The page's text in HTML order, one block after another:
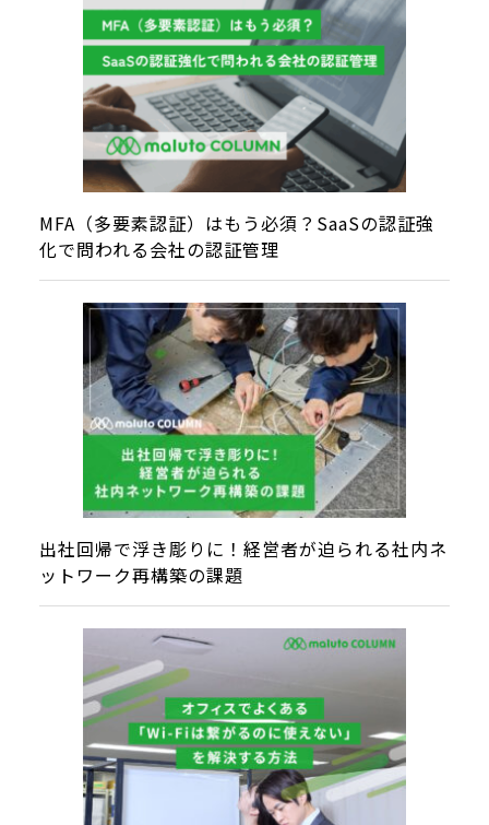
MFA（多要素認証）はもう必須？SaaSの認証強
化で問われる会社の認証管理
出社回帰で浮き彫りに！経営者が迫られる社内ネ
ットワーク再構築の課題